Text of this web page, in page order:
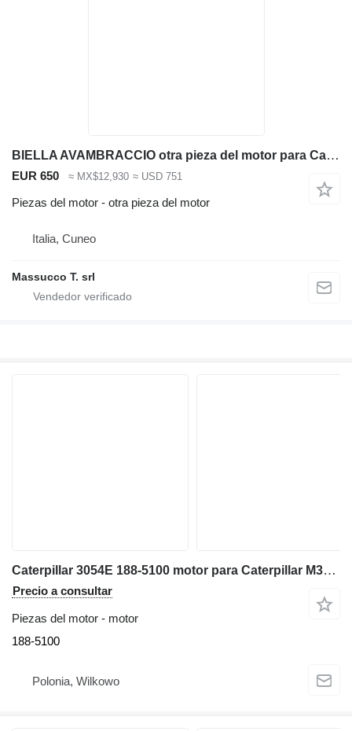
BIELLA AVAMBRACCIO otra pieza del motor para Caterpillar 315/317 excavadora
EUR 650 ≈ MX$12,930 ≈ USD 751
Piezas del motor - otra pieza del motor
Italia, Cuneo
Massucco T. srl
Caterpillar 3054E 188-5100 motor para Caterpillar M315C excavadora
Precio a consultar
Piezas del motor - motor
188-5100
Polonia, Wilkowo